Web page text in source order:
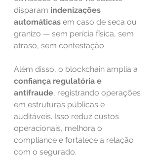
disparam indenizações
automáticas em caso de seca ou
granizo — sem perícia física, sem
atraso, sem contestação.
Além disso, o blockchain amplia a
confiança regulatória e
antifraude, registrando operações
em estruturas públicas e
auditáveis. Isso reduz custos
operacionais, melhora o
compliance e fortalece a relação
com o segurado.